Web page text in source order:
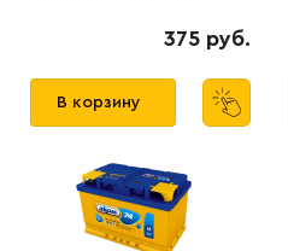
375 руб.
В корзину